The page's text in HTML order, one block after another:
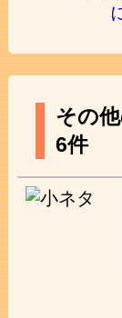
その
6件